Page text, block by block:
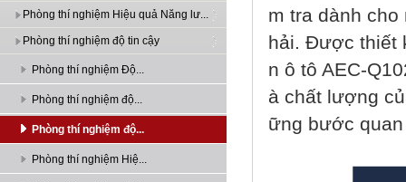
Phòng thí nghiệm Hiệu quả Năng lư...
Phòng thí nghiệm độ tin cậy
Phòng thí nghiệm Độ...
Phòng thí nghiệm độ...
Phòng thí nghiệm độ...
Phòng thí nghiệm Hiệ...
m tra dành
hải. Được thiết
n ô tô AEC-
à chất lượng
ững bước